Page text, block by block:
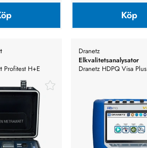
Köp
Profitest H+E
Dranetz
Elkvalitetsanalysator
Dranetz HDPQ Visa Plus